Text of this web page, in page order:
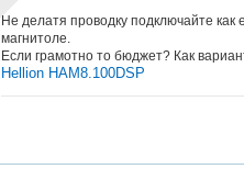
Не делатя проводку подключайте как
магнитоле.
Если грамотно то бюджет? Как
Hellion HAM8.100DSP